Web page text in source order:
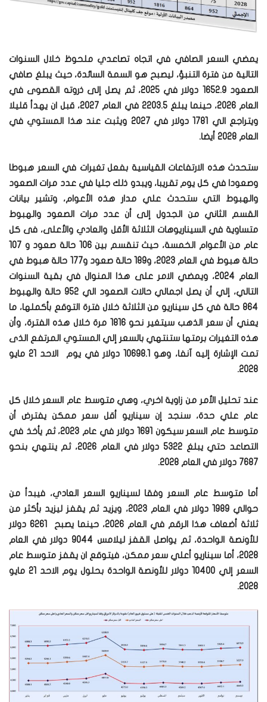
يمضي السعر الصافي في اتجاه تصاعدي ملحوظ خلال السنوات
التالية من فترة التنبؤ، ليصبح هو السمة السائدة، حيث يبلغ صافي
الصعود 1652.9 دولار في 2025، ثم يصل إلى ذروته القصوى في
العام 2026، حينما يبلغ 2203.5 في العام 2027، قبل ان يهدأ قليلا
ويتراجع الي 1781 دولار في 2027 ويثبت عند هذا المستوي في
العام 2028 أيضا.
ستحدث هذه الارتفاعات القياسية بفعل تغيرات في السعر هبوطا
وصعودا في كل يوم تقريبا، ويبدو ذلك جليا في عدد مرات الصعود
والهبوط التي ستحدث علي مدار هذه الأعوام، وتشير بيانات
القسم الثاني من الجدول إلى أن عدد مرات الصعود والهبوط
متساوية في السيناريوهات الثلاثة الأقل والعادي والأعلى، فى كل
عام من الأعوام الخمسة، حيث تنقسم بين 106 حالة صعود و 107
حالة هبوط في العام 2023، و189 حالة صعود و177 حالة هبوط في
العام 2024، ويمضي الامر على هذا المنوال في بقية السنوات
التالي، إلي أن يصل اجمالي حالات الصعود الي 952 حالة والهبوط
864 حالة في كل سيناريو من الثلاثة خلال فترة التوقع بأكملها، ما
يعني أن سعر الذهب سيتغير نحو 1816 مرة خلال هذه الفترة، وأن
هذه التغيرات برمتها ستنتهي بالسعر إلي المستوي المرتفع الذى
تمت الإشارة إليه آنفا، وهو 10698.1 دولار في يوم الاحد 21 مايو
2028.
عند تحليل الأمر من زاوية اخري، وهي متوسط عام السعر خلال كل
عام علي حدة، سنجد إن سيناريو أقل سعر ممكن يفترض أن
متوسط عام السعر سيكون 1691 دولار في عام 2023، ثم يأخذ في
التصاعد حتي يبلغ 5322 دولار في العام 2026، ثم ينتهي بنحو
7687 دولار في العام 2028.
أما متوسط عام السعر وفقا لسيناريو السعر العادي، فيبدأ من
حوالي 1989 دولار في العام 2023، ويزيد ثم يقفز ليزيد بأكثر من
ثلاثة أضعاف هذا الرقم في العام 2026، حينما يصبح 6261 دولار
للأونصة الواحدة، ثم يواصل القفز ليلامس 9044 دولار في العام
2028، أما سيناريو أعلي سعر ممكن، فيتوقع ان يقفز متوسط عام
السعر إلي 10400 دولار للأونصة الواحدة بحلول يوم الاحد 21 مايو
2028.